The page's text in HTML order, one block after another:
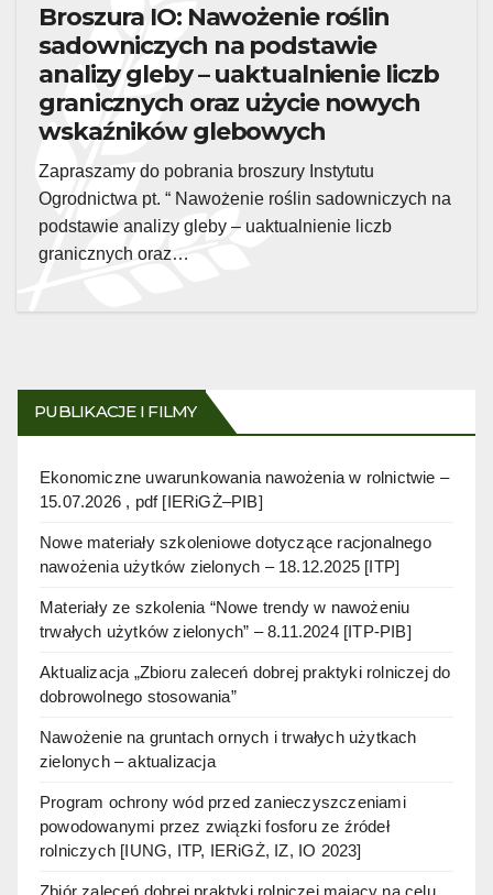
Broszura IO: Nawożenie roślin
sadowniczych na podstawie
analizy gleby – uaktualnienie liczb
granicznych oraz użycie nowych
wskaźników glebowych
Zapraszamy do pobrania broszury Instytutu
Ogrodnictwa pt. “ Nawożenie roślin sadowniczych na
podstawie analizy gleby – uaktualnienie liczb
granicznych oraz…
PUBLIKACJE I FILMY
Ekonomiczne uwarunkowania nawożenia w rolnictwie –
15.07.2026 , pdf [IERiGŻ–PIB]
Nowe materiały szkoleniowe dotyczące racjonalnego
nawożenia użytków zielonych – 18.12.2025 [ITP]
Materiały ze szkolenia “Nowe trendy w nawożeniu
trwałych użytków zielonych” – 8.11.2024 [ITP-PIB]
Aktualizacja „Zbioru zaleceń dobrej praktyki rolniczej do
dobrowolnego stosowania”
Nawożenie na gruntach ornych i trwałych użytkach
zielonych – aktualizacja
Program ochrony wód przed zanieczyszczeniami
powodowanymi przez związki fosforu ze źródeł
rolniczych [IUNG, ITP, IERiGŻ, IZ, IO 2023]
Zbiór zaleceń dobrej praktyki rolniczej mający na celu